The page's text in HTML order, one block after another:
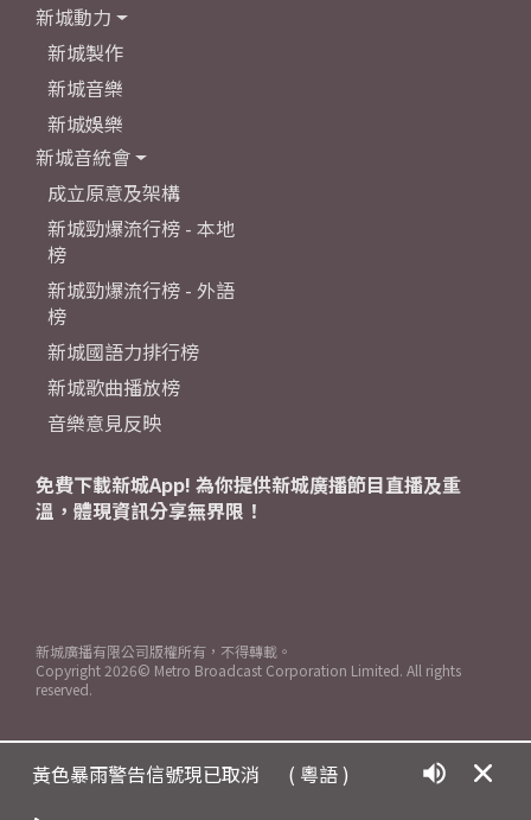
黃色暴雨警告信號現已取消 ( 粵語 )
新城動力
新城製作
新城音樂
新城娛樂
新城音統會
成立原意及架構
新城勁爆流行榜 - 本地
榜
新城勁爆流行榜 - 外語
榜
新城國語力排行榜
新城歌曲播放榜
音樂意見反映
免費下載新城App! 為你提供新城廣播節目直播及重
溫，體現資訊分享無界限！
新城廣播有限公司版權所有，不得轉載。
Copyright 2026© Metro Broadcast Corporation Limited. All rights
reserved.